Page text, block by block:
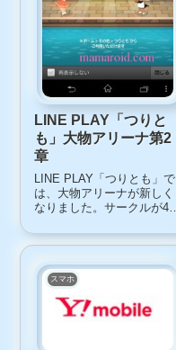
LINE PLAY「つりと
も」大物アリーナ第2
章
LINE PLAY「つりとも」で
は、大物アリーナが新しく
なりました。サークルが4段
強さにより、「S」「A」
「B」「予選」に分類され
るようになりました。ピリ
オドごとに上位のサークル
下位のサークル...
スマホ